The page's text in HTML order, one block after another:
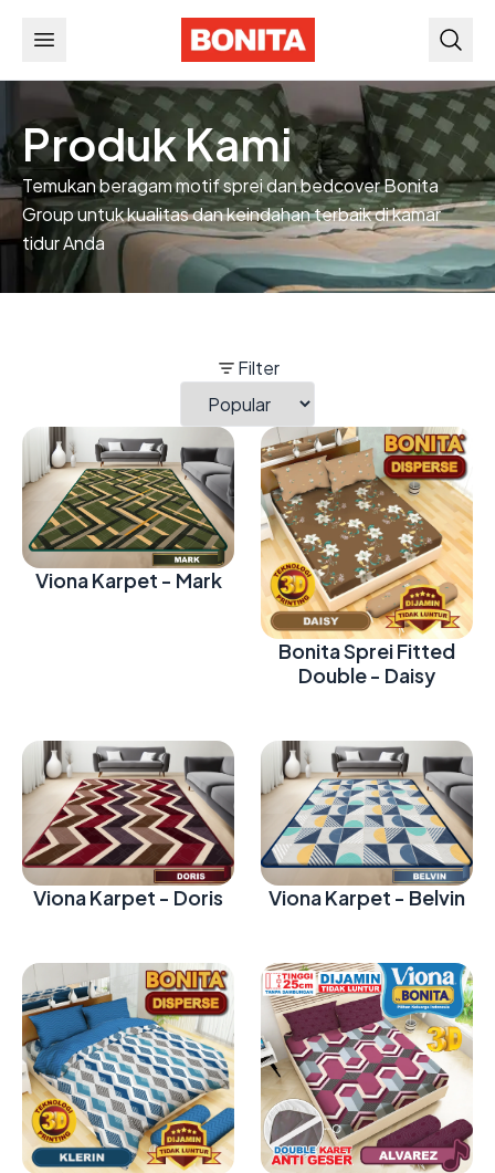
Produk Kami
Temukan beragam motif sprei dan bedcover Bonita
Group untuk kualitas dan keindahan terbaik di kamar
tidur Anda
Filter
Viona Karpet - Mark
Bonita Sprei Fitted
Double - Daisy
Viona Karpet - Doris Viona Karpet - Belvin